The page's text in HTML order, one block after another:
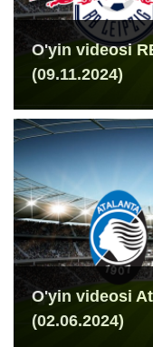
O'yin videosi
(09.11.2024)
O'yin videosi
(02.06.2024)